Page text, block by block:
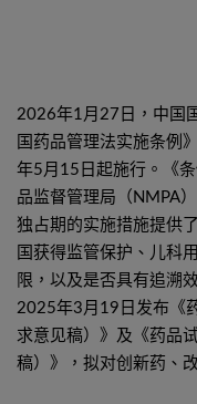
2026年1月27日，中国
国药品管理法实施条例
年5月15日起施行。《
品监督管理局（NMPA
独占期的实施措施提供
国获得监管保护、儿科
限，以及是否具有追溯
2025年3月19日发布《
求意见稿）》及《药品
稿）》，拟对创新药、